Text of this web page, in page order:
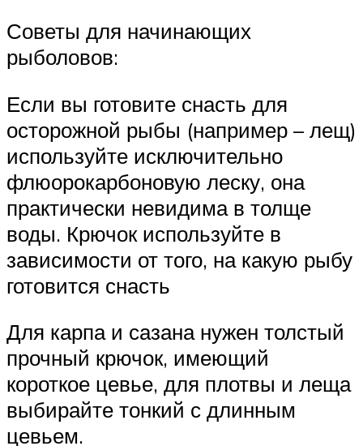
Советы для начинающих
рыболовов:
Если вы готовите снасть для
осторожной рыбы (например – лещ)
используйте исключительно
флюорокарбоновую леску, она
практически невидима в толще
воды. Крючок используйте в
зависимости от того, на какую рыбу
готовится снасть
Для карпа и сазана нужен толстый
прочный крючок, имеющий
короткое цевье, для плотвы и леща
выбирайте тонкий с длинным
цевьем.